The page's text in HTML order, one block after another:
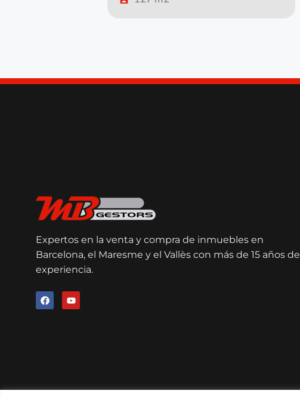
Expertos en la venta y compra de inmuebles en
Barcelona, el Maresme y el Vallès con más de 15 años de
experiencia.